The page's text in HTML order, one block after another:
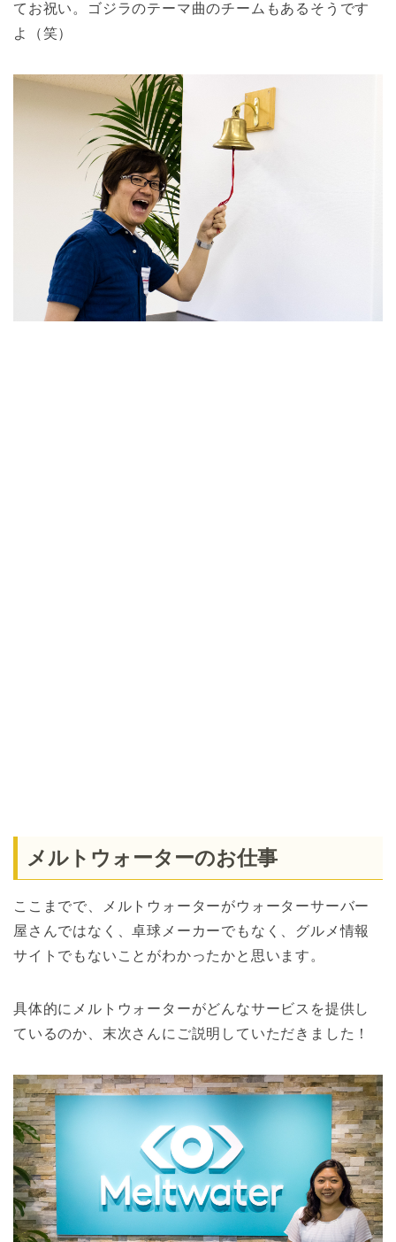
てお祝い。ゴジラのテーマ曲のチームもあるそうです
よ（笑）
メルトウォーターのお仕事
ここまでで、メルトウォーターがウォーターサーバー
屋さんではなく、卓球メーカーでもなく、グルメ情報
サイトでもないことがわかったかと思います。
具体的にメルトウォーターがどんなサービスを提供し
ているのか、末次さんにご説明していただきました！